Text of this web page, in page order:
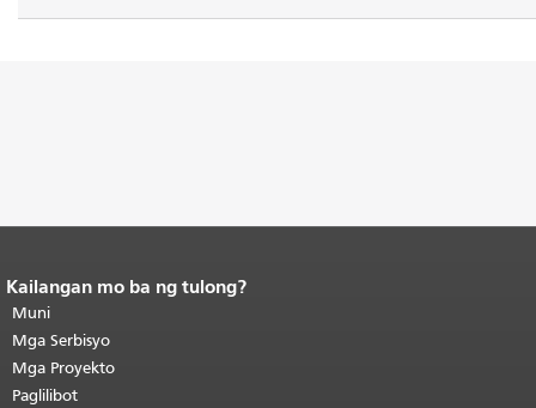
Katapusan ng nilalaman ng
pahina.
pahinang ito ay nauulit sa bawat
pahina.Bumalik sa tuktok ng
pangunahing nilalaman
Kailangan mo ba ng tulong?
Muni
Mga Serbisyo
Mga Proyekto
Paglilibot